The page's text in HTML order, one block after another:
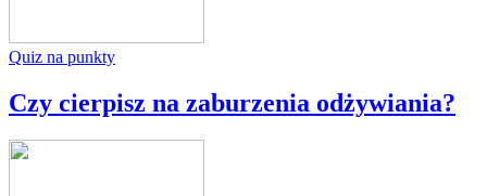
Quiz na punkty
Czy cierpisz na zaburzenia odżywiania?